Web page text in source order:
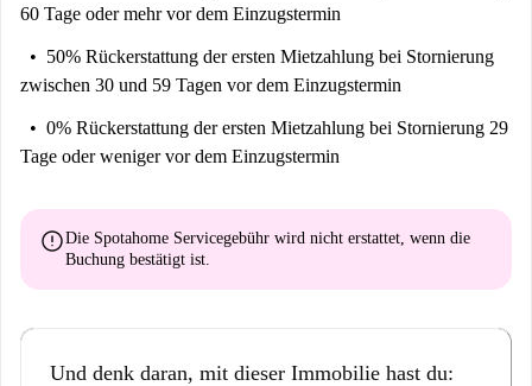
60 Tage oder mehr vor dem Einzugstermin
50% Rückerstattung der ersten Mietzahlung bei Stornierung
zwischen 30 und 59 Tagen vor dem Einzugstermin
0% Rückerstattung der ersten Mietzahlung bei Stornierung 29
Tage oder weniger vor dem Einzugstermin
errorDie Spotahome Servicegebühr wird nicht erstattet, wenn die
Buchung bestätigt ist.
Und denk daran, mit dieser Immobilie hast du: